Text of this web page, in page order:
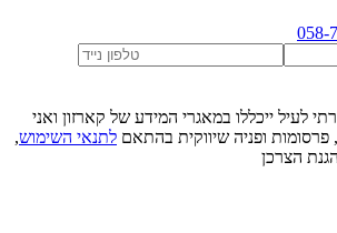
058-
לעיל ייכללו במאגרי המידע של קארזון ואני
ופניה שיווקית בהתאם לתנאי השימוש,
הצרכן